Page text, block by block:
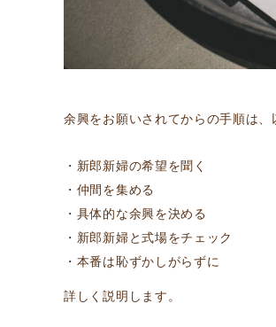
余興をお願いされてからの手順は、
新郎新婦の希望を聞く
仲間を集める
具体的な余興を決める
新郎新婦と式場をチェック
本番は恥ずかしがらずに
詳しく説明します。